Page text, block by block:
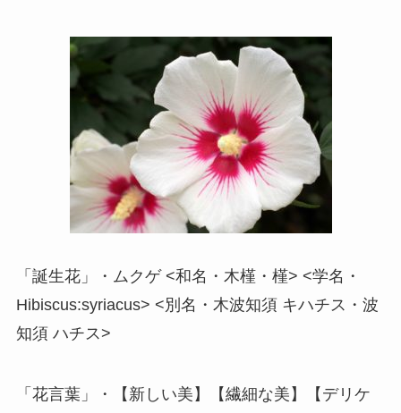
「誕生花」・ムクゲ <和名・木槿・槿> <学名・
Hibiscus:syriacus> <別名・木波知須 キハチス・波
知須 ハチス>
「花言葉」・【新しい美】【繊細な美】【デリケ